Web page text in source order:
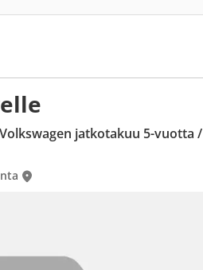
jatkotakuu 5-vuotta /